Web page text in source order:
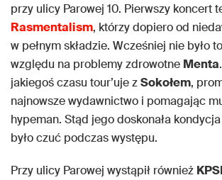
przy ulicy Parowej 10. Pierwszy koncert
Rasmentalism, którzy dopiero od
w pełnym składzie. Wcześniej nie było
względu na problemy zdrowotne Menta
jakiegoś czasu tour’uje zSokołem,
najnowsze wydawnictwo i pomagając
hypeman. Stąd jego doskonała
było czuć podczas występu.
Przy ulicy Parowej wystąpił również